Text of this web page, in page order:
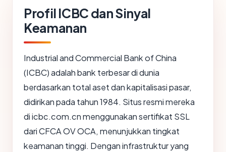
Profil ICBC dan Sinyal
Keamanan
Industrial and Commercial Bank of China
(ICBC) adalah bank terbesar di dunia
berdasarkan total aset dan kapitalisasi pasar,
didirikan pada tahun 1984. Situs resmi mereka
di icbc.com.cn menggunakan sertifikat SSL
dari CFCA OV OCA, menunjukkan tingkat
keamanan tinggi. Dengan infrastruktur yang